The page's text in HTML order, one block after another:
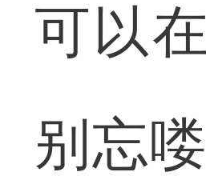
可以
别忘